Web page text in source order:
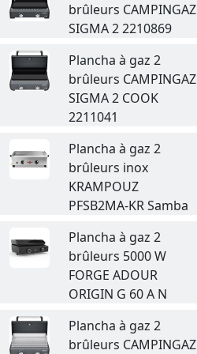
brûleurs CAMPINGAZ
SIGMA 2 2210869
Plancha à gaz 2
brûleurs CAMPINGAZ
SIGMA 2 COOK
2211041
Plancha à gaz 2
brûleurs inox
KRAMPOUZ
PFSB2MA-KR Samba
Plancha à gaz 2
brûleurs 5000 W
FORGE ADOUR
ORIGIN G 60 A N
Plancha à gaz 2
brûleurs CAMPINGAZ